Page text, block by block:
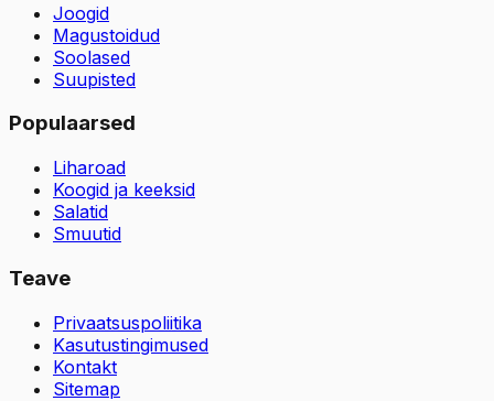
Joogid
Magustoidud
Soolased
Suupisted
Populaarsed
Liharoad
Koogid ja keeksid
Salatid
Smuutid
Teave
Privaatsuspoliitika
Kasutustingimused
Kontakt
Sitemap